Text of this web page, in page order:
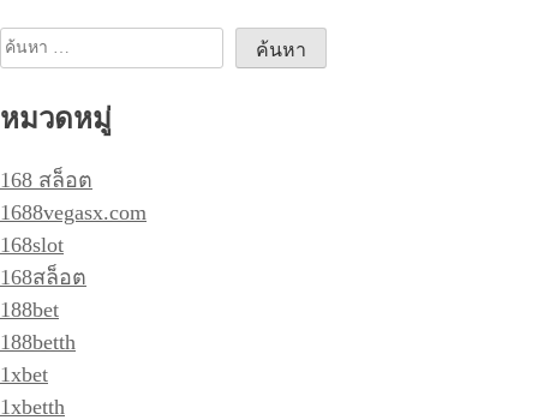
เ
อ
ค้นหา
หมวดหมู่
168 สล็อต
1688vegasx.com
168slot
168สล็อต
188bet
188betth
1xbet
1xbetth